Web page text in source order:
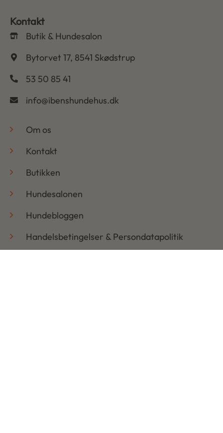
Kontakt
Butik & Hundesalon
Bytorvet 17, 8541 Skødstrup
53 50 85 41
info@ibenshundehus.dk
Om os
Kontakt
Butikken
Hundesalonen
Hundebloggen
Handelsbetingelser & Persondatapolitik